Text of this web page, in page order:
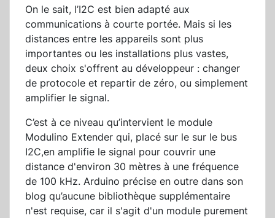
On le sait, l’I2C est bien adapté aux
communications à courte portée. Mais si les
distances entre les appareils sont plus
importantes ou les installations plus vastes,
deux choix s'offrent au développeur : changer
de protocole et repartir de zéro, ou simplement
amplifier le signal.
C’est à ce niveau qu’intervient le module
Modulino Extender qui, placé sur le sur le bus
I2C,en amplifie le signal pour couvrir une
distance d'environ 30 mètres à une fréquence
de 100 kHz. Arduino précise en outre dans son
blog qu’aucune bibliothèque supplémentaire
n'est requise, car il s'agit d'un module purement